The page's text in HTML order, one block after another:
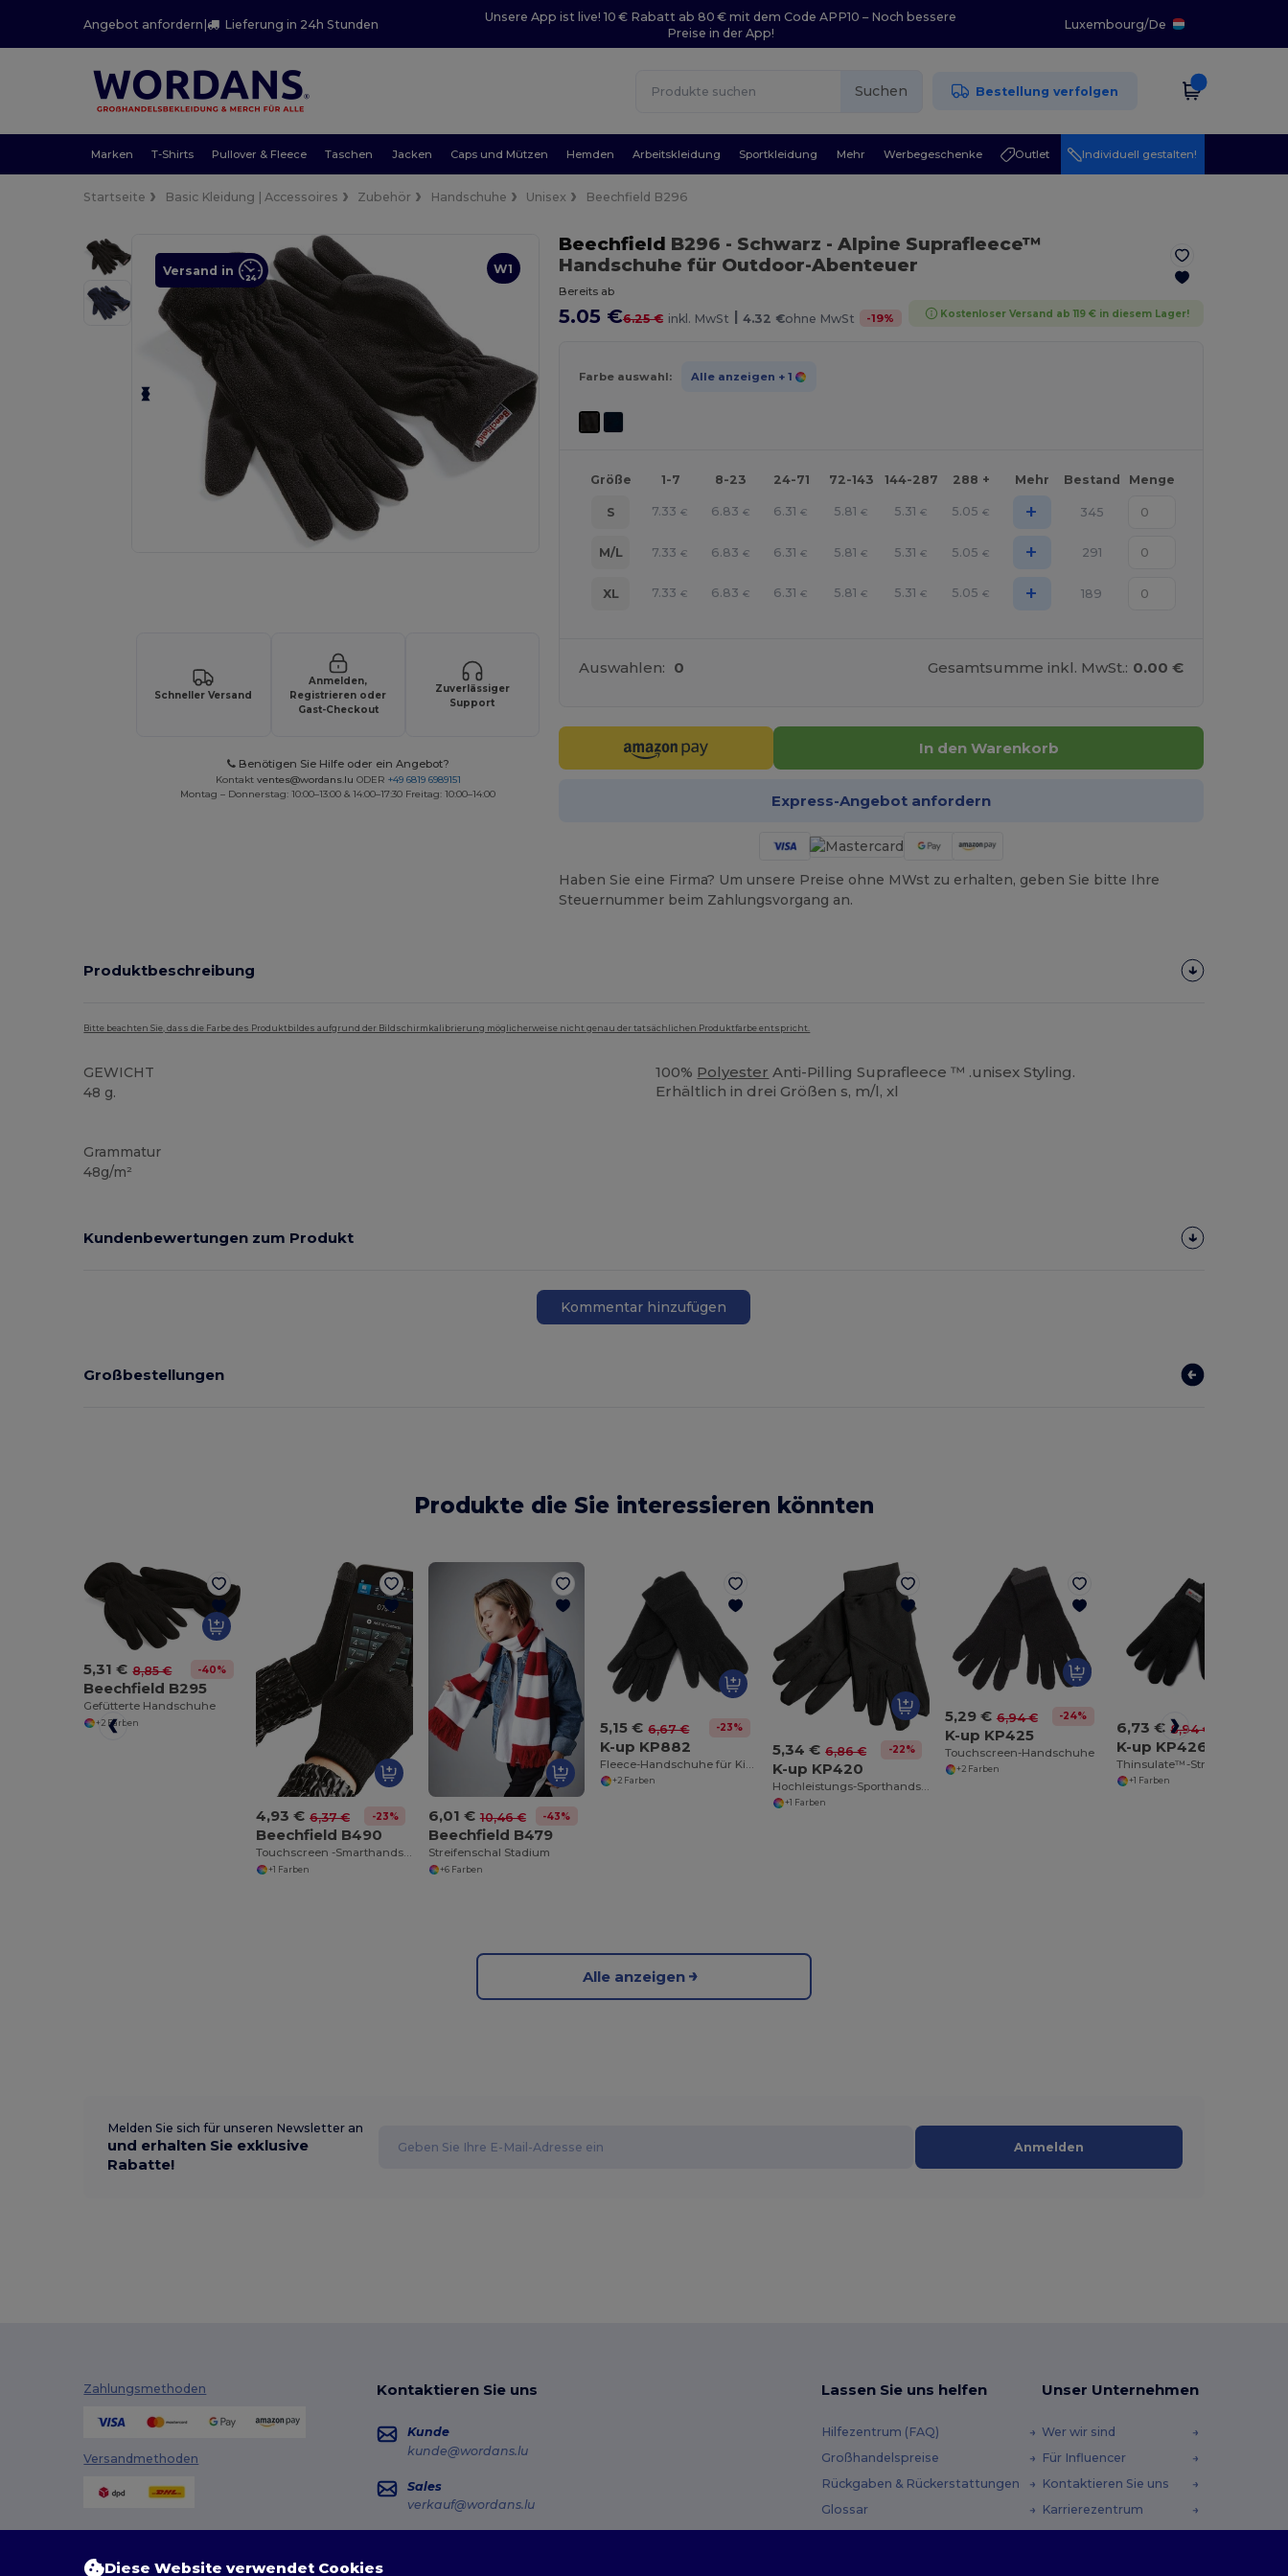
Angebot anfordern| Lieferung in 24h Stunden
Unsere App ist live! 10 € Rabatt ab 80 € mit dem Code APP10 – Noch bessere
Preise in der App!
Luxembourg/De
Suchen Bestellung verfolgen
Marken T-Shirts Pullover & Fleece Taschen Jacken Caps und Mützen Hemden Arbeitskleidung Sportkleidung Mehr Werbegeschenke Outlet Individuell gestalten!
Startseite Basic Kleidung | Accessoires Zubehör Handschuhe Unisex Beechfield B296
W1
Versand in
Schneller Versand
Anmelden,
Registrieren oder
Gast-Checkout
Zuverlässiger
Support
Benötigen Sie Hilfe oder ein Angebot?
Kontakt ventes@wordans.lu ODER +49 6819 6989151
Montag – Donnerstag: 10:00–13:00 & 14:00–17:30 Freitag: 10:00–14:00
Beechfield B296 - Schwarz - Alpine Suprafleece™
Handschuhe für Outdoor-Abenteuer
Bereits ab
5.05 €6.25 € inkl. MwSt | 4.32 €ohne MwSt -19% Kostenloser Versand ab 119 € in diesem Lager!
Farbe auswahl: Alle anzeigen + 1
Größe 1-7 8-23 24-71 72-143 144-287 288 + Mehr Bestand Menge
S 7.33 € 6.83 € 6.31 € 5.81 € 5.31 € 5.05 € + 345
M/L 7.33 € 6.83 € 6.31 € 5.81 € 5.31 € 5.05 € + 291
XL 7.33 € 6.83 € 6.31 € 5.81 € 5.31 € 5.05 € + 189
Auswahlen: 0 Gesamtsumme inkl. MwSt.: 0.00 €
In den Warenkorb
Express-Angebot anfordern
Haben Sie eine Firma? Um unsere Preise ohne MWst zu erhalten, geben Sie bitte Ihre
Steuernummer beim Zahlungsvorgang an.
Produktbeschreibung
Bitte beachten Sie, dass die Farbe des Produktbildes aufgrund der Bildschirmkalibrierung möglicherweise nicht genau der tatsächlichen Produktfarbe entspricht.
GEWICHT
48 g.
Grammatur
48g/m²
100% Polyester Anti-Pilling Suprafleece ™ .unisex Styling.
Erhältlich in drei Größen s, m/l, xl
Kundenbewertungen zum Produkt
Kommentar hinzufügen
Großbestellungen
Produkte die Sie interessieren könnten
5,31 € 8,85 € -40%
Beechfield B295
Gefütterte Handschuhe
+2 Farben
4,93 € 6,37 € -23%
Beechfield B490
Touchscreen -Smarthandschuhe
+1 Farben
6,01 € 10,46 € -43%
Beechfield B479
Streifenschal Stadium
+6 Farben
5,15 € 6,67 € -23%
K-up KP882
Fleece-Handschuhe für Kinder
+2 Farben
5,34 € 6,86 € -22%
K-up KP420
+1 Farben
5,29 € 6,94 € -24%
K-up KP425
Touchscreen-Handschuhe
+2 Farben
6,73 € 8,94 €
K-up KP426
+1 Farben
Alle anzeigen
Melden Sie sich für unseren Newsletter an
und erhalten Sie exklusive
Rabatte!
Anmelden
Zahlungsmethoden
Versandmethoden
Kontaktieren Sie uns
Kunde
kunde@wordans.lu
Sales
verkauf@wordans.lu
Lassen Sie uns helfen
Hilfezentrum (FAQ)
Großhandelspreise
Rückgaben & Rückerstattungen
Glossar
Unser Unternehmen
Wer wir sind
Für Influencer
Kontaktieren Sie uns
Karrierezentrum
Diese Website verwendet Cookies